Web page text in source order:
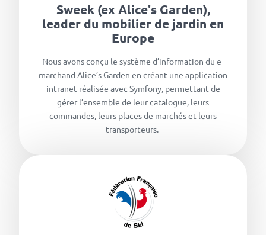
Sweek (ex Alice's Garden),
leader du mobilier de jardin en
Europe
Nous avons conçu le système d’information du e-
marchand Alice’s Garden en créant une application
intranet réalisée avec Symfony, permettant de
gérer l’ensemble de leur catalogue, leurs
commandes, leurs places de marchés et leurs
transporteurs.